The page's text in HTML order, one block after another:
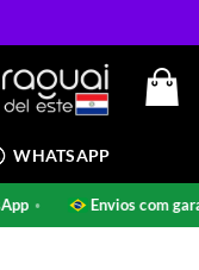
WHATSAPP
Envios com garantia •